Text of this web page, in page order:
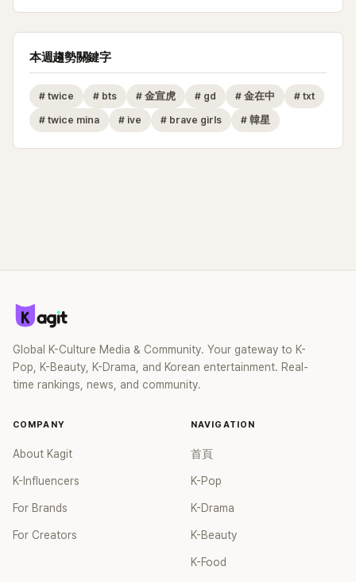
本週趨勢關鍵字
# twice # bts # 金宣虎 # gd # 金在中 # txt
# twice mina # ive # brave girls # 韓星
Global K-Culture Media & Community. Your gateway to K-
Pop, K-Beauty, K-Drama, and Korean entertainment. Real-
time rankings, news, and community.
COMPANY
About Kagit
K-Influencers
For Brands
For Creators
NAVIGATION
首頁
K-Pop
K-Drama
K-Beauty
K-Food